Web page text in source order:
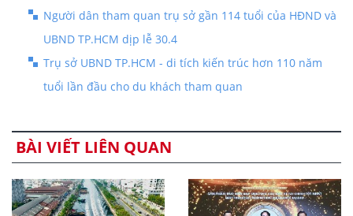
Người dân tham quan trụ sở gần 114 tuổi của HĐND và
UBND TP.HCM dịp lễ 30.4
Trụ sở UBND TP.HCM - di tích kiến trúc hơn 110 năm
tuổi lần đầu cho du khách tham quan
BÀI VIẾT LIÊN QUAN